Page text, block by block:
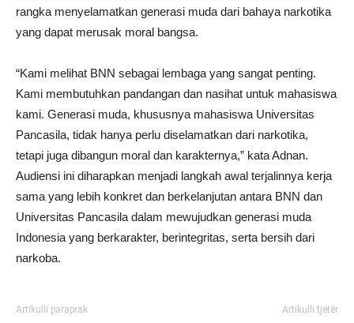
rangka menyelamatkan generasi muda dari bahaya narkotika
yang dapat merusak moral bangsa.
“Kami melihat BNN sebagai lembaga yang sangat penting.
Kami membutuhkan pandangan dan nasihat untuk mahasiswa
kami. Generasi muda, khususnya mahasiswa Universitas
Pancasila, tidak hanya perlu diselamatkan dari narkotika,
tetapi juga dibangun moral dan karakternya,” kata Adnan.
Audiensi ini diharapkan menjadi langkah awal terjalinnya kerja
sama yang lebih konkret dan berkelanjutan antara BNN dan
Universitas Pancasila dalam mewujudkan generasi muda
Indonesia yang berkarakter, berintegritas, serta bersih dari
narkoba.
Artikulli paraprak Artikulli tjetër